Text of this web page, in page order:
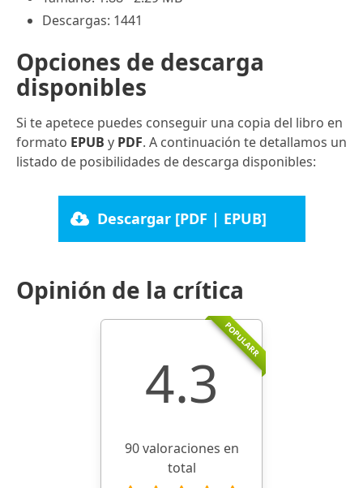
Descargas: 1441
Opciones de descarga
disponibles
Si te apetece puedes conseguir una copia del libro en
formato EPUB y PDF. A continuación te detallamos un
listado de posibilidades de descarga disponibles:
Descargar [PDF | EPUB]
Opinión de la crítica
POPULARR
4.3
90 valoraciones en
total